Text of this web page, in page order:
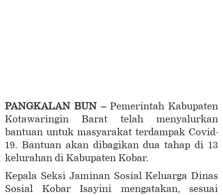
PANGKALAN BUN –Pemerintah Kabupaten
Kotawaringin Barat telah menyalurkan
bantuan untuk masyarakat terdampak Covid-
19. Bantuan akan dibagikan dua tahap di 13
kelurahan di Kabupaten Kobar.
Kepala Seksi Jaminan Sosial Keluarga Dinas
Sosial Kobar Isayini mengatakan, sesuai